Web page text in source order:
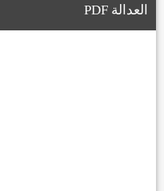
العدالة PDF